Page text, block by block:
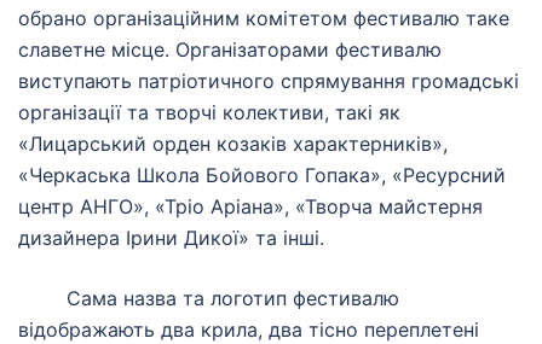
обрано організаційним комітетом фестивалю таке
славетне місце. Організаторами фестивалю
виступають патріотичного спрямування громадські
організації та творчі колективи, такі як
«Лицарський орден козаків характерників»,
«Черкаська Школа Бойового Гопака», «Ресурсний
центр АНГО», «Тріо Аріана», «Творча майстерня
дизайнера Ірини Дикої» та інші.
Сама назва та логотип фестивалю
відображають два крила, два тісно переплетені